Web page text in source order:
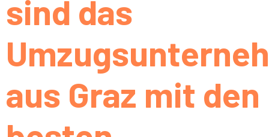
sind das
aus Graz mit den